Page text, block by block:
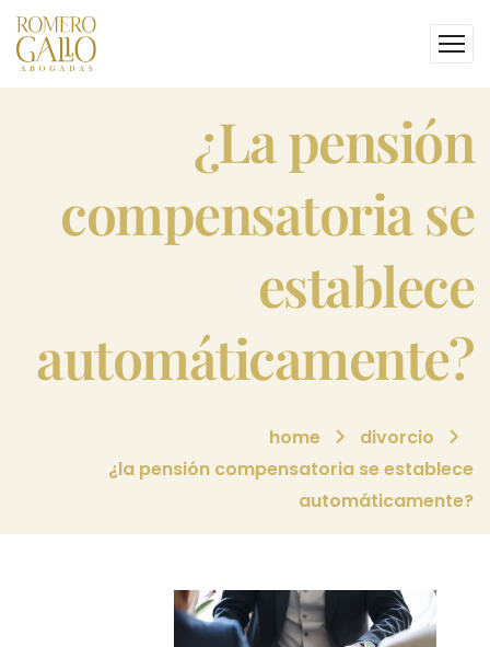
¿la pensión
compensatoria se
establece
automáticamente?
home
divorcio
¿la pensión compensatoria se establece
automáticamente?